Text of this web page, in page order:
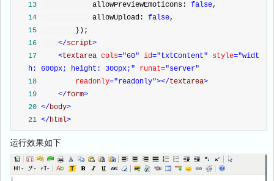
13
            allowPreviewEmoticons:
false,
14
            allowUpload:
false,
15
        });
16
</script>
17
<textarea cols="60" id="txtContent" style="widt
h: 600px; height: 300px;" runat="server"
18
        readonly
="readonly"></textarea>
19
</form>
20 </body>
21 </html>
运行效果如下